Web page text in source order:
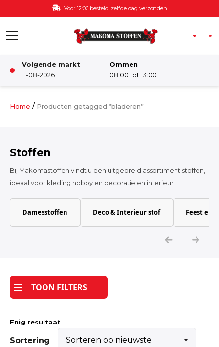
Ga naar de inhoud Voor 12:00 besteld, zelfde dag verzonden
Volgende markt
11-08-2026
Ommen
08:00 tot 13:00
Damesstoffen
Katoen
Tijdpakker stof
Home / Producten getagged “bladeren”
Stoffen
Bij Makomastoffen vindt u een uitgebreid assortiment stoffen,
ideaal voor kleding hobby en decoratie en interieur
Damesstoffen Deco & Interieur stof Feest en
TOON FILTERS
Enig resultaat
Sortering